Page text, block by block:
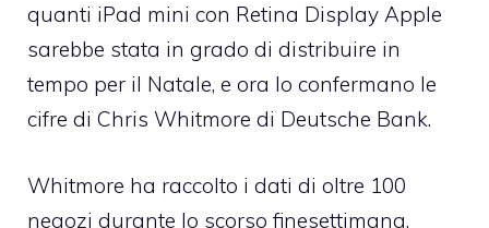
quanti iPad mini con Retina Display Apple
sarebbe stata in grado di distribuire in
tempo per il Natale, e ora lo confermano le
cifre di Chris Whitmore di Deutsche Bank.
Whitmore ha raccolto i dati di oltre 100
negozi durante lo scorso finesettimana,